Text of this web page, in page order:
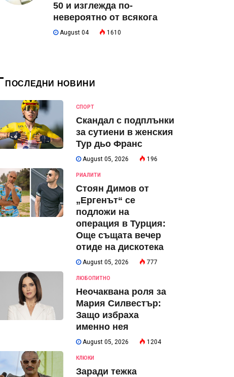
50 и изглежда по-
невероятно от всякога
August 04 1610
ПОСЛЕДНИ НОВИНИ
СПОРТ
Скандал с подплънки
за сутиени в женския
Тур дьо Франс
August 05, 2026 196
РИАЛИТИ
Стоян Димов от
„Ергенът“ се
подложи на
операция в Турция:
Още същата вечер
отиде на дискотека
August 05, 2026 777
ЛЮБОПИТНО
Неочаквана роля за
Мария Силвестър:
Защо избраха
именно нея
August 05, 2026 1204
КЛЮКИ
Заради тежка